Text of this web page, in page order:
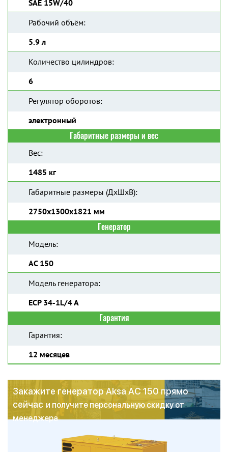
SAE 15W/40
Рабочий объём:
5.9 л
Количество цилиндров:
6
Регулятор оборотов:
электронный
Габаритные размеры и вес
Вес:
1485 кг
Габаритные размеры (ДхШхВ):
2750x1300x1821 мм
Генератор
Модель:
AC 150
Модель генератора:
ECP 34-1L/4 A
Гарантия
Гарантия:
12 месяцев
Закажите генератор Aksa AC 150 прямо
сейчас и получите персональную скидку от
менеджера